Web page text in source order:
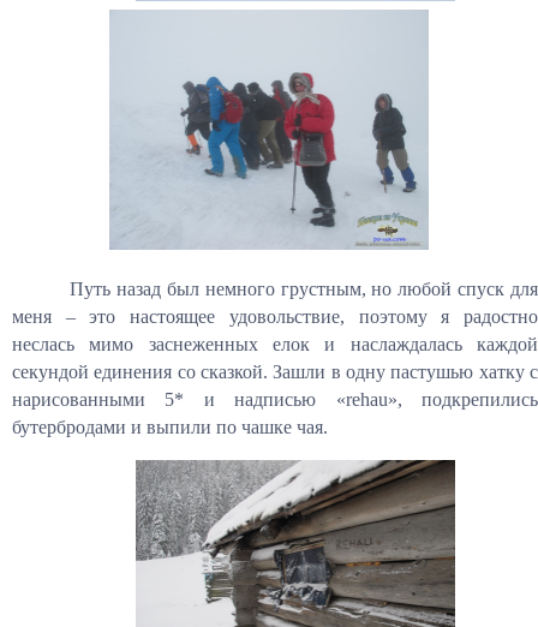
Путь назад был немного грустным, но любой спуск для
меня – это настоящее удовольствие, поэтому я радостно
неслась мимо заснеженных елок и наслаждалась каждой
секундой единения со сказкой. Зашли в одну пастушью хатку с
нарисованными 5* и надписью «rehau», подкрепились
бутербродами и выпили по чашке чая.